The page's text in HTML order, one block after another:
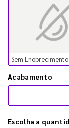
Sem Enobrecimento
Acabamento
Escolha a